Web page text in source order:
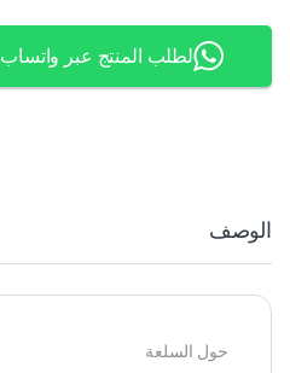
لطلب المنتج عبر واتساب
الوصف
حول السلعة